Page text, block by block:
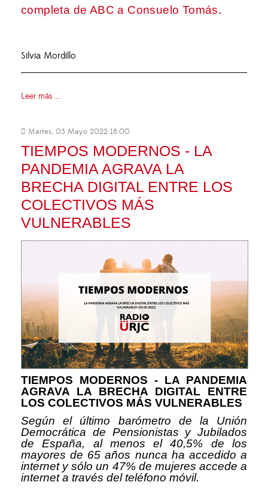
completa de ABC a Consuelo Tomás.
Silvia Mordillo
Leer más ...
Martes, 03 Mayo 2022 18:00
TIEMPOS MODERNOS - LA
PANDEMIA AGRAVA LA
BRECHA DIGITAL ENTRE LOS
COLECTIVOS MÁS
VULNERABLES
TIEMPOS MODERNOS - LA PANDEMIA
AGRAVA LA BRECHA DIGITAL ENTRE
LOS COLECTIVOS MÁS VULNERABLES
Según el último barómetro de la Unión
Democrática de Pensionistas y Jubilados
de España, al menos el 40,5% de los
mayores de 65 años nunca ha accedido a
internet y sólo un 47% de mujeres accede a
internet a través del teléfono móvil.